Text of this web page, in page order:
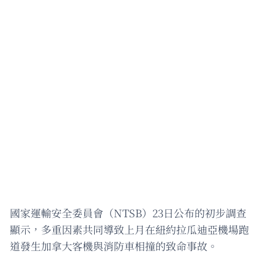
國家運輸安全委員會（NTSB）23日公布的初步調查
顯示，多重因素共同導致上月在紐約拉瓜迪亞機場跑
道發生加拿大客機與消防車相撞的致命事故。